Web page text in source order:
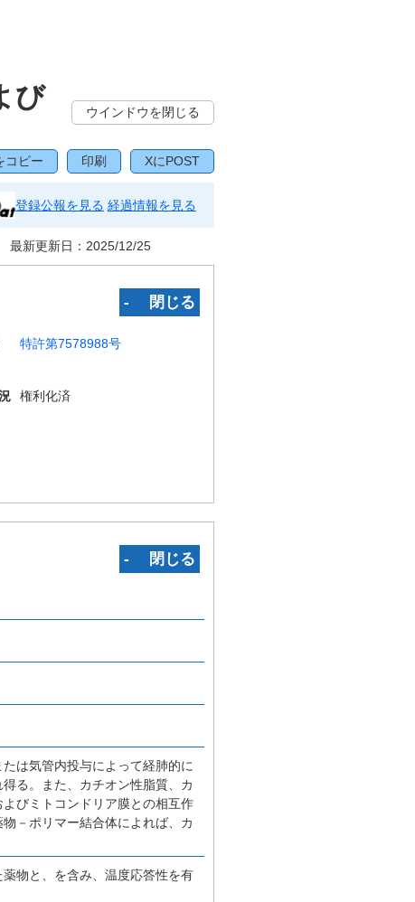
び
ウインドウを閉じる
コピー 印刷 XにPOST
登録公報を見る 経過情報を見る
最新更新日： 2025/12/25
‐ 閉じる
特許第7578988号
権利化済
‐ 閉じる
は気管内投与によって経肺的に
る。また、カチオン性脂質、カ
びミトコンドリア膜との相互作
－ポリマー結合体によれば、カ
物と、を含み、温度応答性を有